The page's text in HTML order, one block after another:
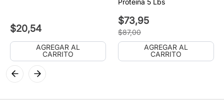
$20,54
AGREGAR AL
CARRITO
$73,95
$87,00
AGREGAR AL
CARRITO